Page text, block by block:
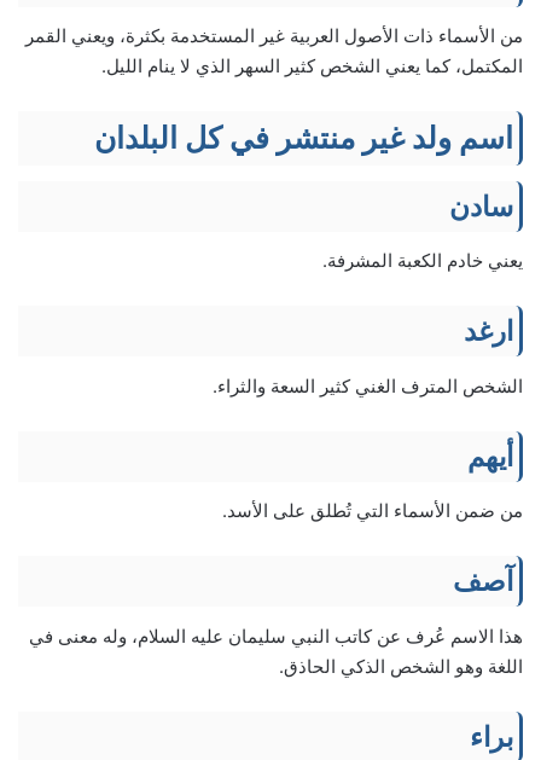
من الأسماء ذات الأصول العربية غير المستخدمة بكثرة، ويعني القمر
المكتمل، كما يعني الشخص كثير السهر الذي لا ينام الليل.
اسم ولد غير منتشر في كل البلدان
سادن
يعني خادم الكعبة المشرفة.
ارغد
الشخص المترف الغني كثير السعة والثراء.
أيهم
من ضمن الأسماء التي تُطلق على الأسد.
آصف
هذا الاسم عُرف عن كاتب النبي سليمان عليه السلام، وله معنى في
اللغة وهو الشخص الذكي الحاذق.
براء